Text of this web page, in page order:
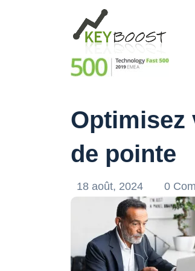
Optimisez
de pointe
18 août, 2024 0